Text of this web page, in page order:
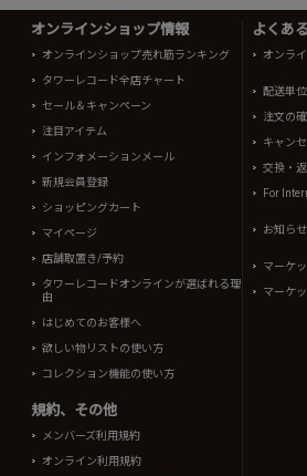
オンラインショップ情報
オンラインショップ売れ筋ランキング
タワーレコード全店チャート
セール＆キャンペーン
注目アイテム
インフォメーションメール
新規会員登録
ショッピングカート
マイページ
店舗取置き/予約
タワーレコードオンラインが選ばれる理
由
はじめてのお客様へ
欲しい物リストの使い方
コレクション機能の使い方
規約、その他
メンバーズ利用規約
オンライン利用規約
よくあ
オンラ
配送単位
注文の
キャン
交換・
For
お知らせ
マーケ
マーケ